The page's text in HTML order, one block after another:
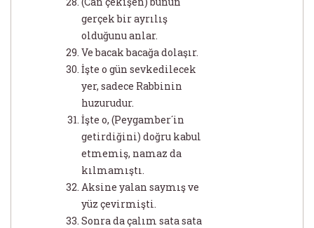
gerçek bir ayrılış
olduğunu anlar.
Ve bacak bacağa dolaşır.
İşte o gün sevkedilecek
yer, sadece Rabbinin
huzurudur.
İşte o, (Peygamber´in
getirdiğini) doğru kabul
etmemiş, namaz da
kılmamıştı.
Aksine yalan saymış ve
yüz çevirmişti.
Sonra da çalım sata sata